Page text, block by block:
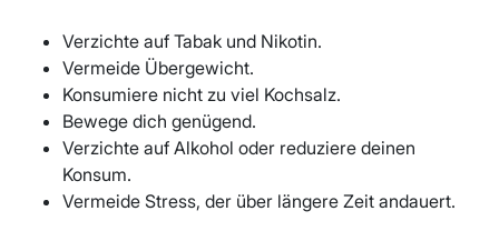
Verzichte auf Tabak und Nikotin.
Vermeide Übergewicht.
Konsumiere nicht zu viel Kochsalz.
Bewege dich genügend.
Verzichte auf Alkohol oder reduziere deinen
Konsum.
Vermeide Stress, der über längere Zeit andauert.